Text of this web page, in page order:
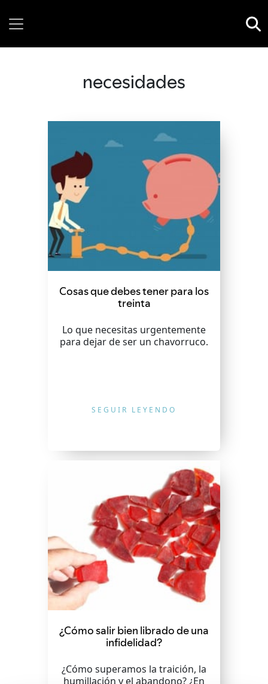
necesidades
Cosas que debes tener para los
treinta
Lo que necesitas urgentemente
para dejar de ser un chavorruco.
SEGUIR LEYENDO
¿Cómo salir bien librado de una
infidelidad?
¿Cómo superamos la traición, la
humillación y el abandono? ¿En